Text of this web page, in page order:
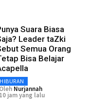
Suara Biasa
Leader taZki
Semua Orang
Bisa Belajar
HIBURAN
Oleh Nurjannah
10 jam yang lalu